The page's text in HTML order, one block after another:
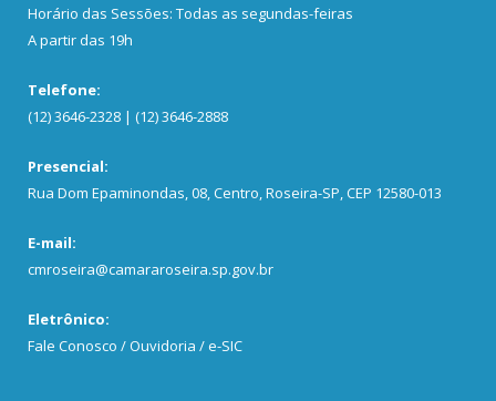
Horário das Sessões: Todas as segundas-feiras
A partir das 19h
Telefone:
(12) 3646-2328 | (12) 3646-2888
Presencial:
Rua Dom Epaminondas, 08, Centro, Roseira-SP, CEP 12580-013
E-mail:
cmroseira@camararoseira.sp.gov.br
Eletrônico:
Fale Conosco / Ouvidoria / e-SIC